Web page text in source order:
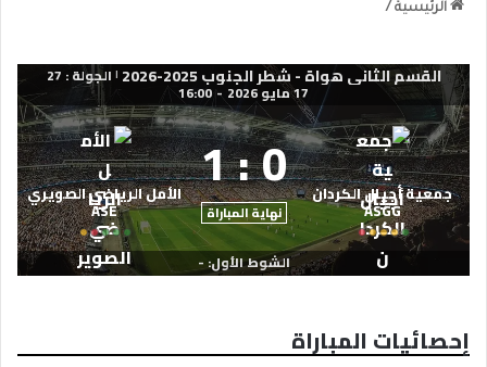
الرئيسية /
القسم الثاني هواة - شطر الجنوب 2025-2026 | الجولة : 27
17 مايو 2026 -
16:00
جمعية أجيال الكردان
ASGG
0
:
1
نهاية المباراة
الأمل الرياضي الصويري
ASE
الشوط الأول: -
إحصائيات المباراة